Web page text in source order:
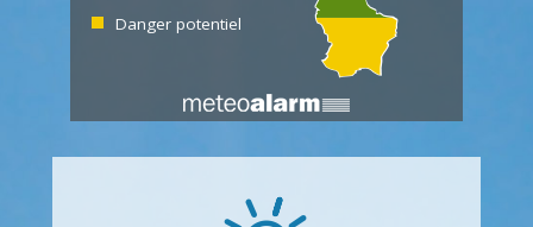
Danger potentiel